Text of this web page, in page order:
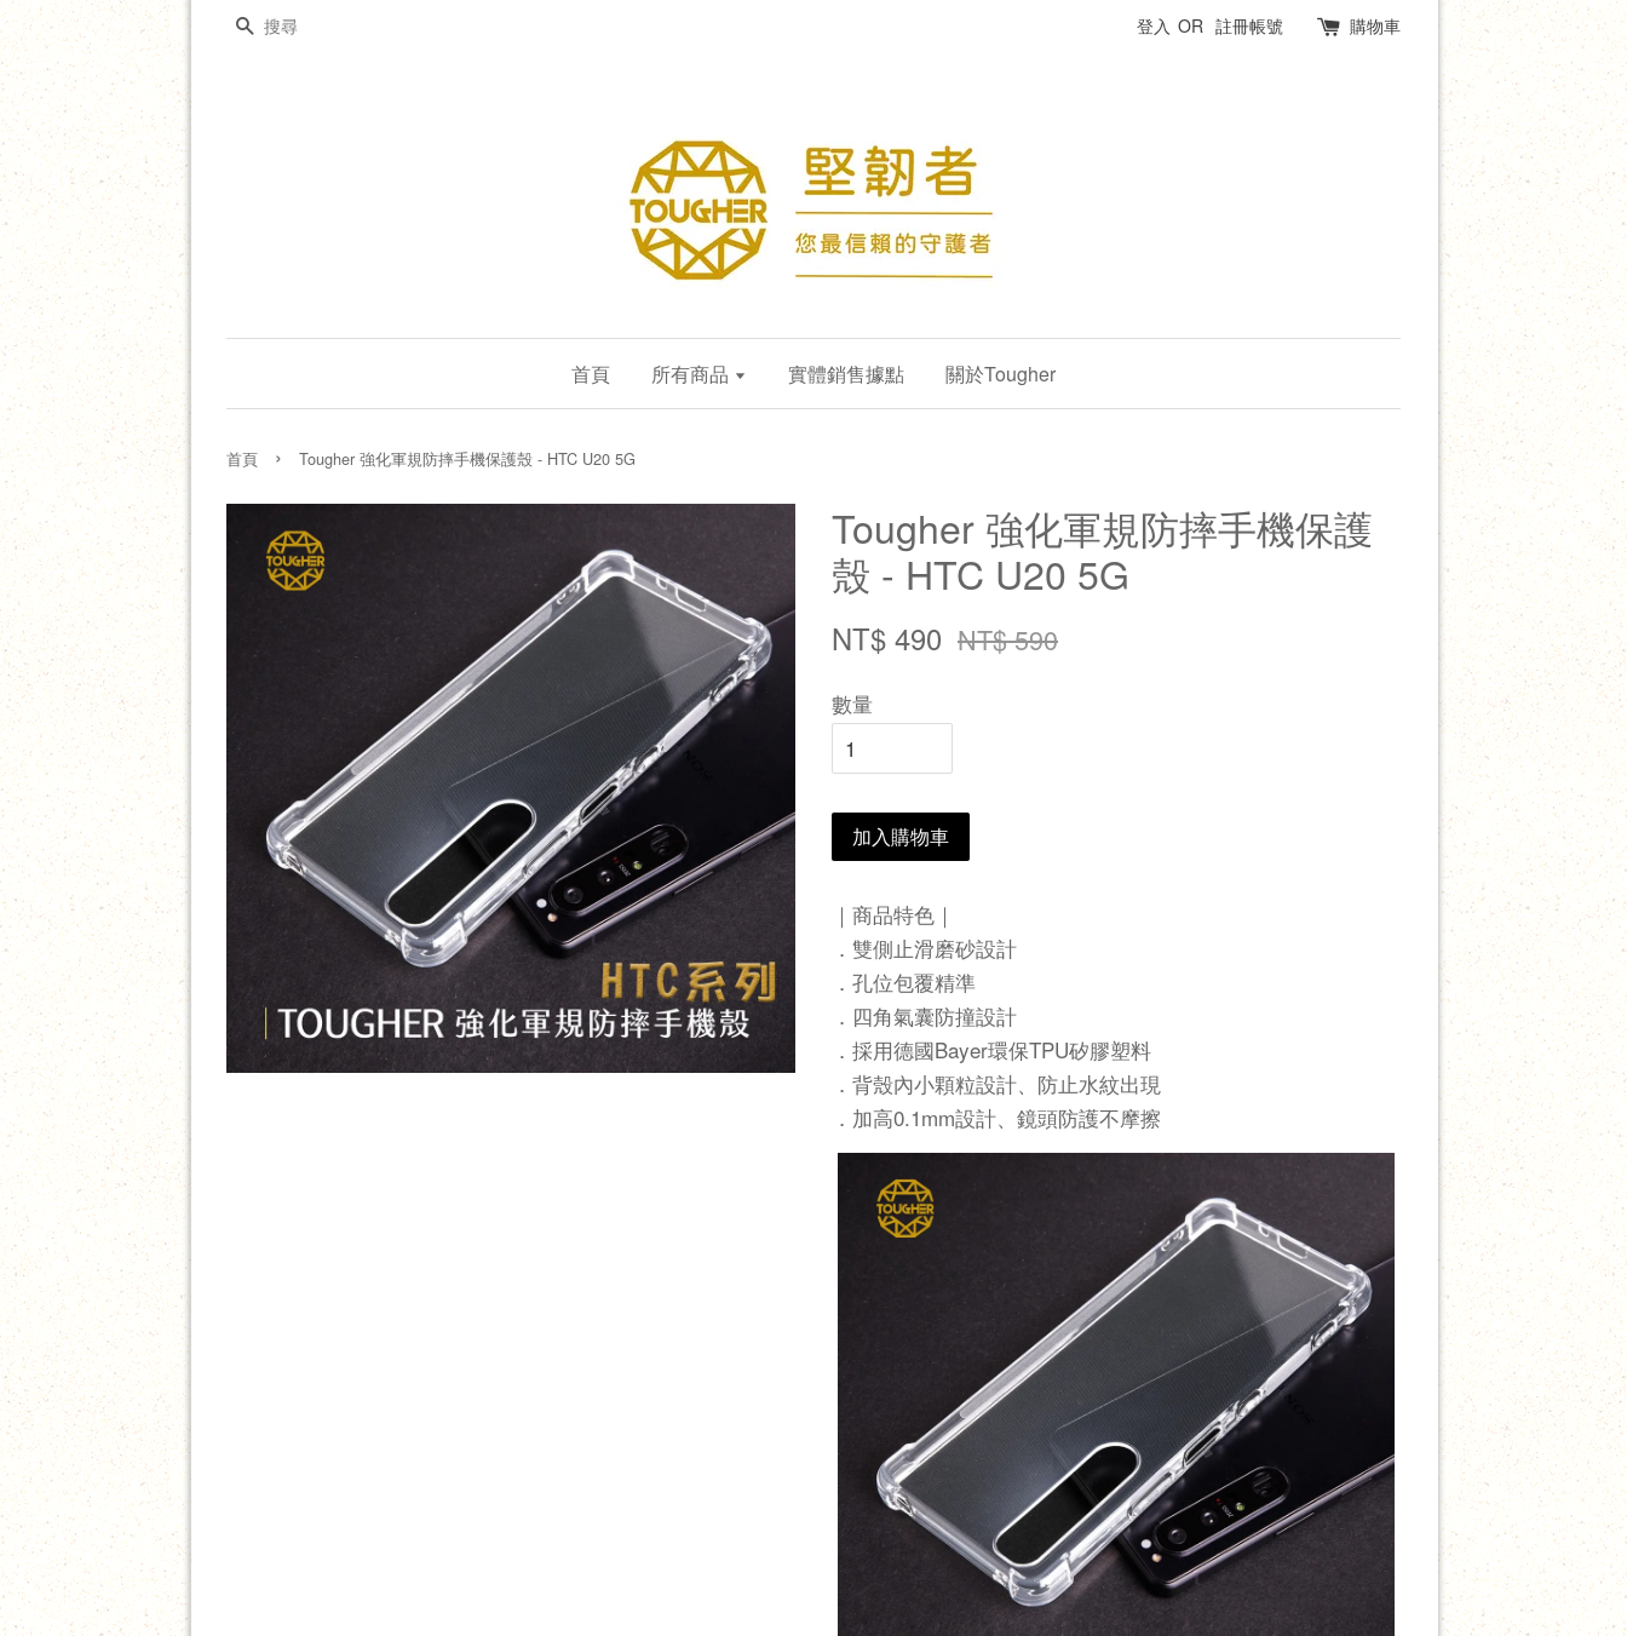
搜尋 登入 OR 註冊帳號 購物車
首頁 所有商品 實體銷售據點 關於Tougher
首頁 › Tougher 強化軍規防摔手機保護殼 - HTC U20 5G
Tougher 強化軍規防摔手機保護
殼 - HTC U20 5G
NT$ 490 NT$ 590
數量
加入購物車
｜商品特色｜
．雙側止滑磨砂設計
．孔位包覆精準
．四角氣囊防撞設計
．採用德國Bayer環保TPU矽膠塑料
．背殼內小顆粒設計、防止水紋出現
．加高0.1mm設計、鏡頭防護不摩擦